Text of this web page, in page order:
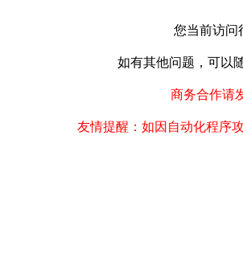
您当前访问
如有其他问题，可以
商务合作请
友情提醒：如因自动化程序